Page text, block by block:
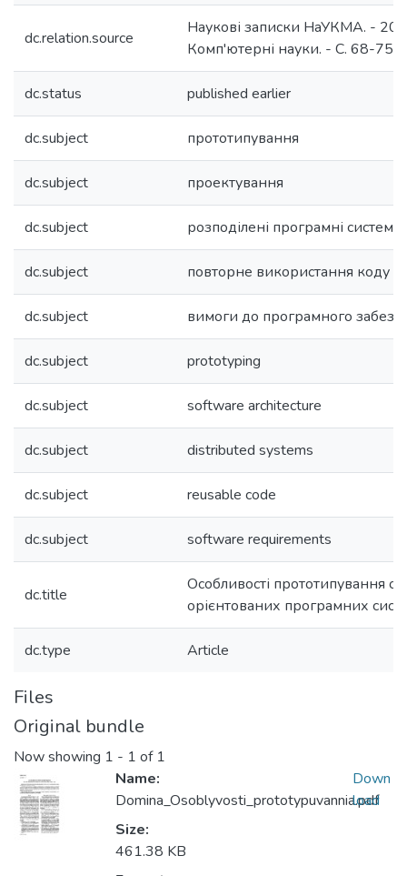
dc.relation.source
Наукові записки НаУКМА. -
Комп'ютерні науки. - С. 68-75.
dc.status published earlier
dc.subject прототипування
dc.subject проектування
dc.subject розподілені програмні системи
dc.subject повторне використання коду
dc.subject вимоги до програмного
dc.subject prototyping
dc.subject software architecture
dc.subject distributed systems
dc.subject reusable code
dc.subject software requirements
dc.title
Особливості прототипування
орієнтованих програмних
dc.type Article
Files
Original bundle
Now showing 1 - 1 of 1
Name:
Domina_Osoblyvosti_prototypuvannia.pdf
Size:
461.38 KB
Down
load